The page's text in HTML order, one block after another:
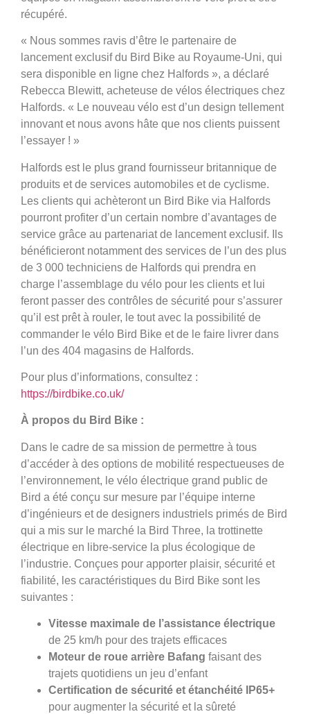
récupéré.
« Nous sommes ravis d’être le partenaire de
lancement exclusif du Bird Bike au Royaume-Uni, qui
sera disponible en ligne chez Halfords », a déclaré
Rebecca Blewitt, acheteuse de vélos électriques chez
Halfords. « Le nouveau vélo est d’un design tellement
innovant et nous avons hâte que nos clients puissent
l’essayer ! »
Halfords est le plus grand fournisseur britannique de
produits et de services automobiles et de cyclisme.
Les clients qui achèteront un Bird Bike via Halfords
pourront profiter d’un certain nombre d’avantages de
service grâce au partenariat de lancement exclusif. Ils
bénéficieront notamment des services de l’un des plus
de 3 000 techniciens de Halfords qui prendra en
charge l’assemblage du vélo pour les clients et lui
feront passer des contrôles de sécurité pour s’assurer
qu’il est prêt à rouler, le tout avec la possibilité de
commander le vélo Bird Bike et de le faire livrer dans
l’un des 404 magasins de Halfords.
Pour plus d’informations, consultez :
https://birdbike.co.uk/
À propos du Bird Bike :
Dans le cadre de sa mission de permettre à tous
d’accéder à des options de mobilité respectueuses de
l’environnement, le vélo électrique grand public de
Bird a été conçu sur mesure par l’équipe interne
d’ingénieurs et de designers industriels primés de Bird
qui a mis sur le marché la Bird Three, la trottinette
électrique en libre-service la plus écologique de
l’industrie. Conçues pour apporter plaisir, sécurité et
fiabilité, les caractéristiques du Bird Bike sont les
suivantes :
Vitesse maximale de l’assistance électrique
de 25 km/h pour des trajets efficaces
Moteur de roue arrière Bafang faisant des
trajets quotidiens un jeu d’enfant
Certification de sécurité et étanchéité IP65+
pour augmenter la sécurité et la sûreté